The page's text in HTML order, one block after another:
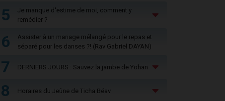
5
Je manque d'estime de moi, comment y
remédier ?
6
Assister à un mariage mélangé pour le repas et
séparé pour les danses ?! (Rav Gabriel DAYAN)
7 DERNIERS JOURS : Sauvez la jambe de Yohan
8 Horaires du Jeûne de Ticha Béav